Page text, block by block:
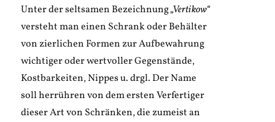
Unter der seltsamen Bezeichnung„Vertikow“
versteht man einen Schrank oder Behälter
von zierlichen Formen zur Aufbewahrung
wichtiger oder wertvoller Gegenstände,
Kostbarkeiten, Nippes u. drgl. Der Name
soll herrühren von dem ersten Verfertiger
dieser Art von Schränken, die zumeist an